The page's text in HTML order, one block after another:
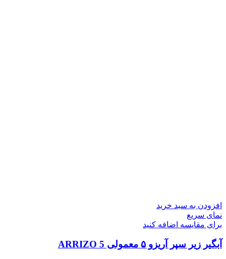
افزودن به سبد خرید
نمای سریع
برای مقایسه اضافه کنید
آبگیر زیر سپر آریزو ۵ معمولی ARRIZO 5